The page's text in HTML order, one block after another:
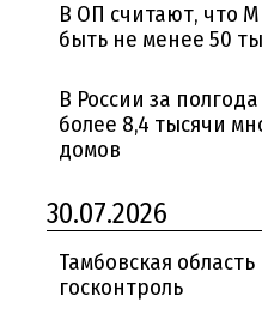
В ОП считают, что
быть не менее 50
В России за
более 8,4 тысячи
домов
30.07.2026
Тамбовская
госконтроль